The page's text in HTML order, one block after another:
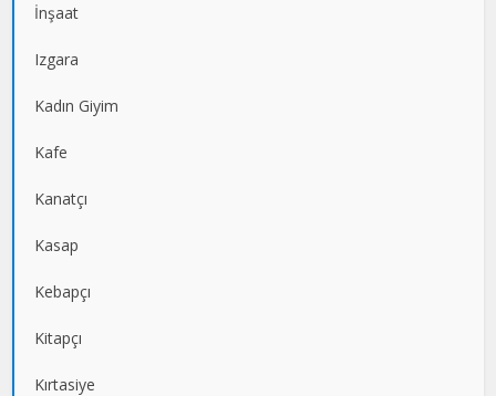
İnşaat
Izgara
Kadın Giyim
Kafe
Kanatçı
Kasap
Kebapçı
Kitapçı
Kırtasiye